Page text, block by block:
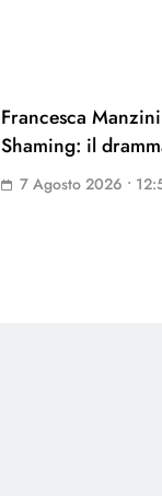
Francesca
Shaming: il
7 Agosto 2026 •